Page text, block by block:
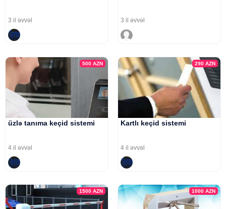
3 il əvvəl 3 il əvvəl
500AZN
üzlə tanıma keçid sistemi
4 il əvvəl
290 AZN
Kartlı keçid sistemi
4 il əvvəl
1500AZN 1000 AZN